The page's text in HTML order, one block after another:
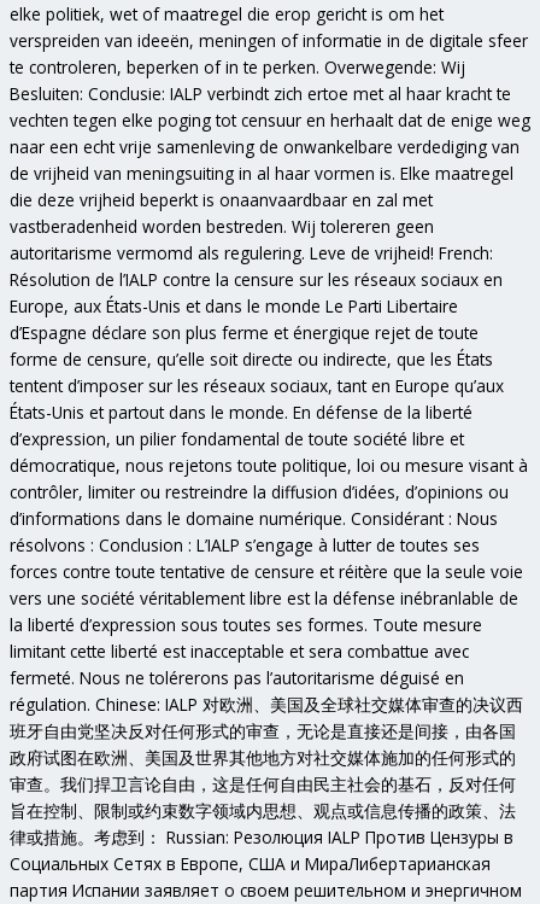
elke politiek, wet of maatregel die erop gericht is om het
verspreiden van ideeën, meningen of informatie in de digitale sfeer
te controleren, beperken of in te perken. Overwegende: Wij
Besluiten: Conclusie: IALP verbindt zich ertoe met al haar kracht te
vechten tegen elke poging tot censuur en herhaalt dat de enige weg
naar een echt vrije samenleving de onwankelbare verdediging van
de vrijheid van meningsuiting in al haar vormen is. Elke maatregel
die deze vrijheid beperkt is onaanvaardbaar en zal met
vastberadenheid worden bestreden. Wij tolereren geen
autoritarisme vermomd als regulering. Leve de vrijheid! French:
Résolution de l’IALP contre la censure sur les réseaux sociaux en
Europe, aux États-Unis et dans le monde Le Parti Libertaire
d’Espagne déclare son plus ferme et énergique rejet de toute
forme de censure, qu’elle soit directe ou indirecte, que les États
tentent d’imposer sur les réseaux sociaux, tant en Europe qu’aux
États-Unis et partout dans le monde. En défense de la liberté
d’expression, un pilier fondamental de toute société libre et
démocratique, nous rejetons toute politique, loi ou mesure visant à
contrôler, limiter ou restreindre la diffusion d’idées, d’opinions ou
d’informations dans le domaine numérique. Considérant : Nous
résolvons : Conclusion : L’IALP s’engage à lutter de toutes ses
forces contre toute tentative de censure et réitère que la seule voie
vers une société véritablement libre est la défense inébranlable de
la liberté d’expression sous toutes ses formes. Toute mesure
limitant cette liberté est inacceptable et sera combattue avec
fermeté. Nous ne tolérerons pas l’autoritarisme déguisé en
régulation. Chinese: IALP 对欧洲、美国及全球社交媒体审查的决议西
班牙自由党坚决反对任何形式的审查，无论是直接还是间接，由各国
政府试图在欧洲、美国及世界其他地方对社交媒体施加的任何形式的
审查。我们捍卫言论自由，这是任何自由民主社会的基石，反对任何
旨在控制、限制或约束数字领域内思想、观点或信息传播的政策、法
律或措施。考虑到： Russian: Резолюция IALP Против Цензуры в
Социальных Сетях в Европе, США и МираЛибертарианская
партия Испании заявляет о своем решительном и энергичном